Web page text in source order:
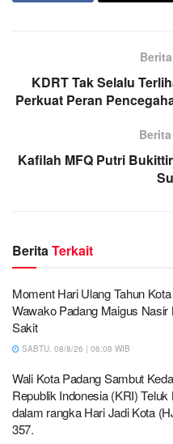
KDRT Tak Selalu
Perkuat Peran
Kafilah MFQ Putri
BeritaTerkait
Moment Hari Ulang Tahun
Wawako Padang Maigus Nasir
Sakit
SABTU, 08/8/26 | 06:08 WIB
Wali Kota Padang Sambut
Republik Indonesia (KRI) Teluk
dalam rangka Hari Jadi Kota
357.